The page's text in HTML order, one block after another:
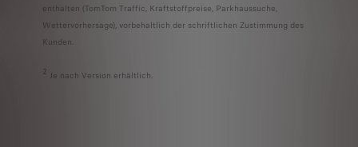
enthalten (TomTom Traffic, Kraftstoffpreise, Parkhaussuche,
Wettervorhersage), vorbehaltlich der schriftlichen Zustimmung des
Kunden.
2 Je nach Version erhältlich.